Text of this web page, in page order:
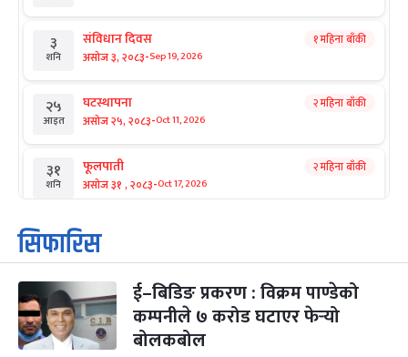
३
शनि
संविधान दिवस
असोज ३, २०८३-Sep 19, 2026
१ महिना बाँकी
२५
आइत
घटस्थापना
असोज २५, २०८३-Oct 11, 2026
२ महिना बाँकी
३१
शनि
फूलपाती
असोज ३१ , २०८३-Oct 17, 2026
२ महिना बाँकी
१
आइत
कार्तिक सङ्क्रान्ति
कार्तिक १, २०८३
३
मंगल
महानवमी
कार्तिक ३, २०८३-Oct 20, 2026
२ महिना बाँकी
सिफारिस
ई–बिडिङ प्रकरण : विक्रम पाण्डेको
कम्पनीले ७ करोड घटाएर फेर्‍यो
बोलकबोल